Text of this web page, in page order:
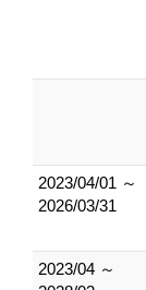
2023/04/01 ～
2026/03/31
2023/04 ～